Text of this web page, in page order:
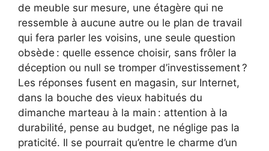
de meuble sur mesure, une étagère qui ne
ressemble à aucune autre ou le plan de travail
qui fera parler les voisins, une seule question
obsède : quelle essence choisir, sans frôler la
déception ou null se tromper d’investissement ?
Les réponses fusent en magasin, sur Internet,
dans la bouche des vieux habitués du
dimanche marteau à la main : attention à la
durabilité, pense au budget, ne néglige pas la
praticité. Il se pourrait qu’entre le charme d’un